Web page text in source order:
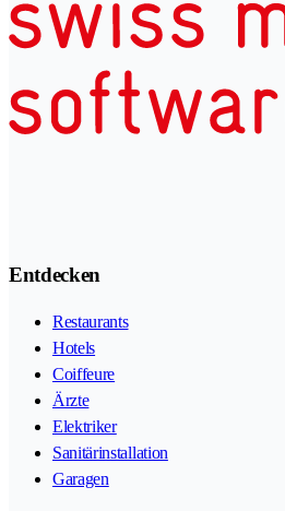
Entdecken
Restaurants
Hotels
Coiffeure
Ärzte
Elektriker
Sanitärinstallation
Garagen